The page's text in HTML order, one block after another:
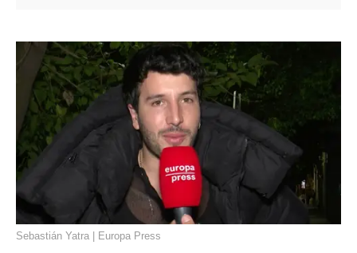
Sebastián Yatra | Europa Press